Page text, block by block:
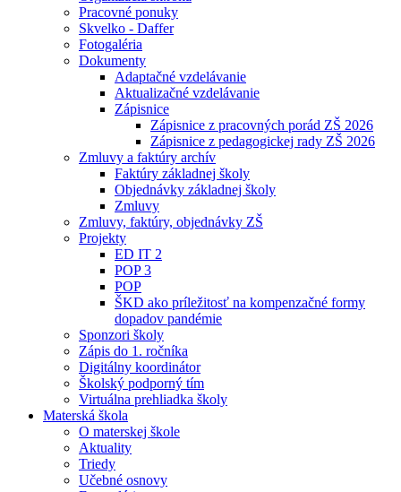
Pracovné ponuky
Skvelko - Daffer
Fotogaléria
Dokumenty
Adaptačné vzdelávanie
Aktualizačné vzdelávanie
Zápisnice
Zápisnice z pracovných porád ZŠ 2026
Zápisnice z pedagogickej rady ZŠ 2026
Zmluvy a faktúry archív
Faktúry základnej školy
Objednávky základnej školy
Zmluvy
Zmluvy, faktúry, objednávky ZŠ
Projekty
ED IT 2
POP 3
POP
ŠKD ako príležitosť na kompenzačné formy
dopadov pandémie
Sponzori školy
Zápis do 1. ročníka
Digitálny koordinátor
Školský podporný tím
Virtuálna prehliadka školy
Materská škola
O materskej škole
Aktuality
Triedy
Učebné osnovy